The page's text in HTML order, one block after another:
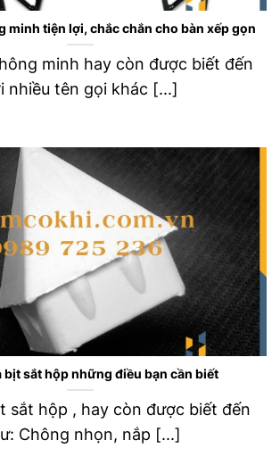
minh tiện lợi, chắc chắn cho bàn xếp gọn
minh hay còn được biết đến
nhiều tên gọi khác [...]
bịt sắt hộp những điều bạn cần biết
sắt hộp , hay còn được biết đến
Chông nhọn, nắp [...]